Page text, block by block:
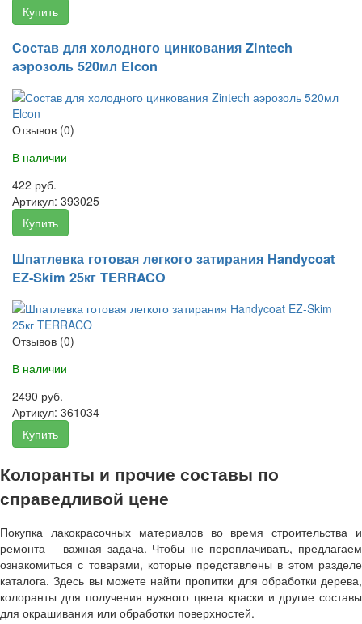
Купить
Состав для холодного цинкования Zintech
аэрозоль 520мл Elcon
Отзывов (0)
В наличии
422 руб.
Артикул: 393025
Купить
Шпатлевка готовая легкого затирания Нandycoat
EZ-Skim 25кг TERRACO
Отзывов (0)
В наличии
2490 руб.
Артикул: 361034
Купить
Колоранты и прочие составы по
справедливой цене
Покупка лакокрасочных материалов во время строительства и
ремонта – важная задача. Чтобы не переплачивать, предлагаем
ознакомиться с товарами, которые представлены в этом разделе
каталога. Здесь вы можете найти пропитки для обработки дерева,
колоранты для получения нужного цвета краски и другие составы
для окрашивания или обработки поверхностей.